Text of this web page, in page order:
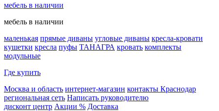
мебель в наличии
мебель в наличии
маленькая прямые диваны угловые диваны кресла-кровати
кушетки кресла пуфы ТАНАГРА кровать комплекты
модульные
Где купить
Москва и область интернет-магазин контакты Краснодар
региональная сеть Написать руководителю
дисконт центр Акции % Доставка